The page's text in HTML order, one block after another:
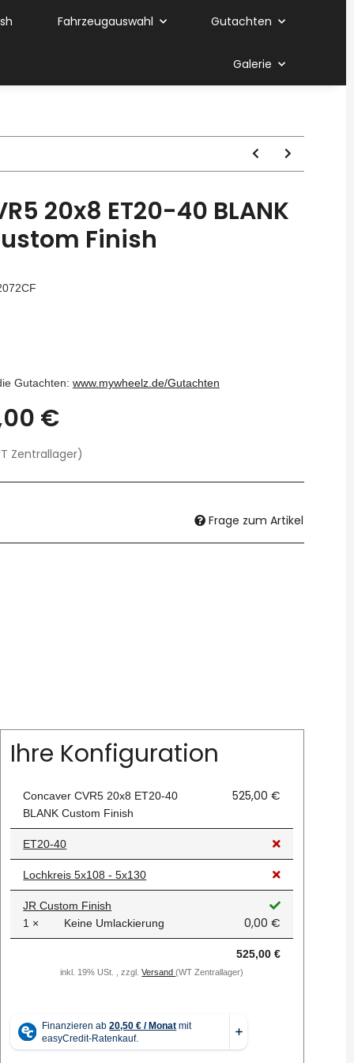
Fahrzeugauswahl Gutachten
Galerie
20x8 ET20-40 BLANK
Finish
Gutachten: www.mywheelz.de/Gutachten
€
Zentrallager)
Frage zum Artikel
Ihre Konfiguration
Concaver CVR5 20x8 ET20-40
BLANK Custom Finish
525,00 €
ET20-40
Lochkreis 5x108 - 5x130
JR Custom Finish
1 ×
Keine Umlackierung 0,00 €
525,00 €
inkl. 19% USt. , zzgl.Versand(WT Zentrallager)